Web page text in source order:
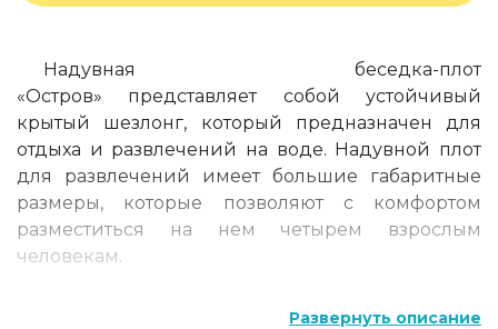
Надувная беседка-плот
«Остров» представляет собой устойчивый
крытый шезлонг, который предназначен для
отдыха и развлечений на воде. Надувной плот
для развлечений имеет большие габаритные
размеры, которые позволяют с комфортом
разместиться на нем четырем взрослым
человекам.
Развернуть описание